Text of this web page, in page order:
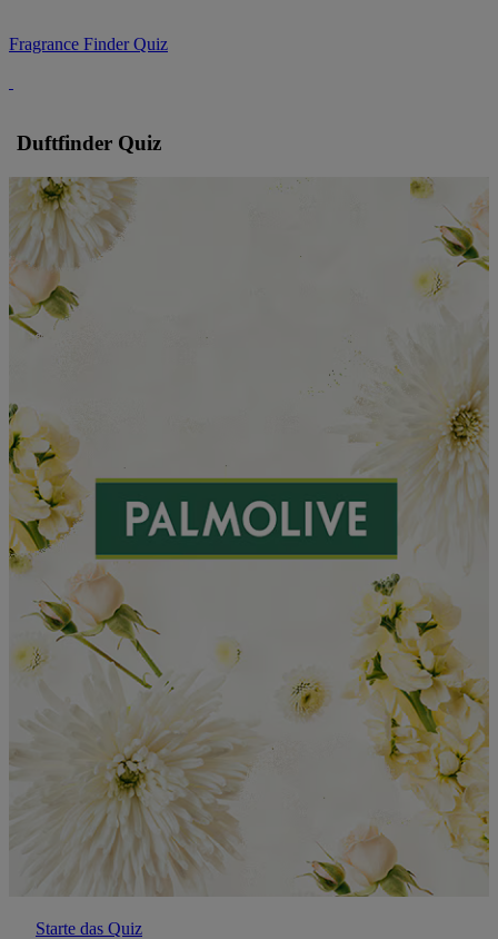
Fragrance Finder Quiz
Duftfinder Quiz
Starte das Quiz